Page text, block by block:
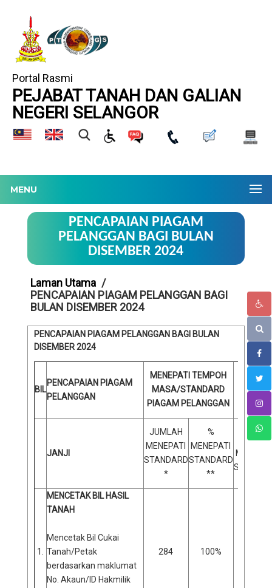
Portal Rasmi
PEJABAT TANAH DAN GALIAN
NEGERI SELANGOR
MENU
PENCAPAIAN PIAGAM
PELANGGAN BAGI BULAN
DISEMBER 2024
Laman Utama
PENCAPAIAN PIAGAM PELANGGAN BAGI
BULAN DISEMBER 2024
PENCAPAIAN PIAGAM PELANGGAN BAGI BULAN
DISEMBER 2024
BIL
PENCAPAIAN PIAGAM
PELANGGAN
MENEPATI TEMPOH
MASA/STANDARD
PIAGAM PELANGGAN
JANJI
JUMLAH
MENEPATI
STANDARD
*
%
MENEPATI
STANDARD
**
JUMLAH
TIDAK
1.
MENCETAK BIL HASIL
TANAH
Mencetak Bil Cukai
Tanah/Petak
berdasarkan maklumat
No. Akaun/ID Hakmilik
284 100%